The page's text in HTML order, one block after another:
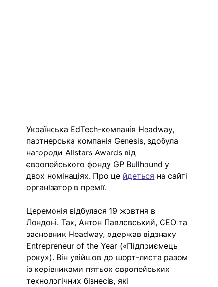
Українська EdTech-компанія Headway,
партнерська компанія Genesis, здобула
нагороди Allstars Awards від
європейського фонду GP Bullhound у
двох номінаціях. Про це йдеться на сайті
організаторів премії.
Церемонія відбулася 19 жовтня в
Лондоні. Так, Антон Павловський, СЕО та
засновник Headway, одержав відзнаку
Entrepreneur of the Year («Підприємець
року»). Він увійшов до шорт-листа разом
із керівниками п’ятьох європейських
технологічних бізнесів, які